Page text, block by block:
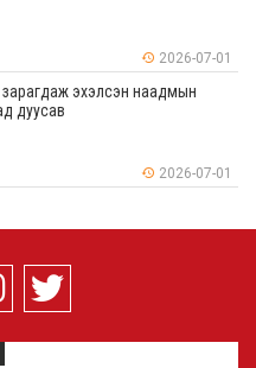
2026-07-01
зарагдаж эхэлсэн наадмын
дуусав
2026-07-01